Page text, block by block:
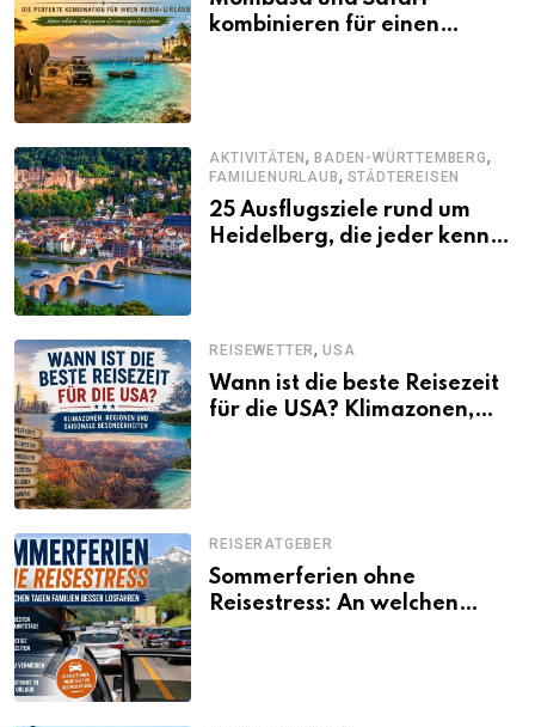
kombinieren für einen
AKTIVITÄTEN,BADEN-WÜRTTEMBERG,
FAMILIENURLAUB, STÄDTEREISEN
25 Ausflugsziele rund um
Heidelberg, die jeder kennen
REISEWETTER,USA
Wann ist die beste Reisezeit
für die USA? Klimazonen,
REISERATGEBER
Sommerferien ohne
Reisestress: An welchen